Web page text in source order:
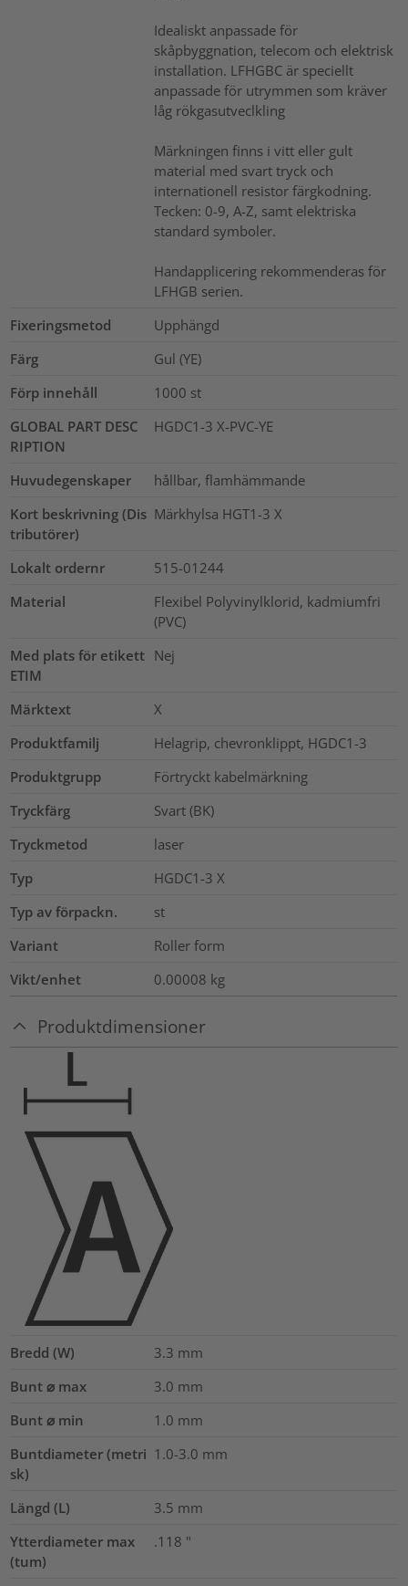
Idealiskt anpassade för
skåpbyggnation, telecom och elektrisk
installation. LFHGBC är speciellt
anpassade för utrymmen som kräver
låg rökgasutveclkling
Märkningen finns i vitt eller gult
material med svart tryck och
internationell resistor färgkodning.
Tecken: 0-9, A-Z, samt elektriska
standard symboler.
Handapplicering rekommenderas för
LFHGB serien.
Fixeringsmetod
Upphängd
Färg
Gul (YE)
Förp innehåll
1000 st
GLOBAL PART DESC
RIPTION
HGDC1-3 X-PVC-YE
Huvudegenskaper
hållbar, flamhämmande
Kort beskrivning (Dis
tributörer)
Märkhylsa HGT1-3 X
Lokalt ordernr
515-01244
Material
Flexibel Polyvinylklorid, kadmiumfri
(PVC)
Med plats för etikett
ETIM
Nej
Märktext
X
Produktfamilj
Helagrip, chevronklippt, HGDC1-3
Produktgrupp
Förtryckt kabelmärkning
Tryckfärg
Svart (BK)
Tryckmetod
laser
Typ
HGDC1-3 X
Typ av förpackn.
st
Variant
Roller form
Vikt/enhet
0.00008 kg
Produktdimensioner
Bredd (W) 3.3 mm
Bunt ⌀ max
3.0 mm
Bunt ⌀ min
1.0 mm
Buntdiameter (metri
sk)
1.0-3.0 mm
Längd (L) 3.5 mm
Ytterdiameter max
(tum)
.118 "